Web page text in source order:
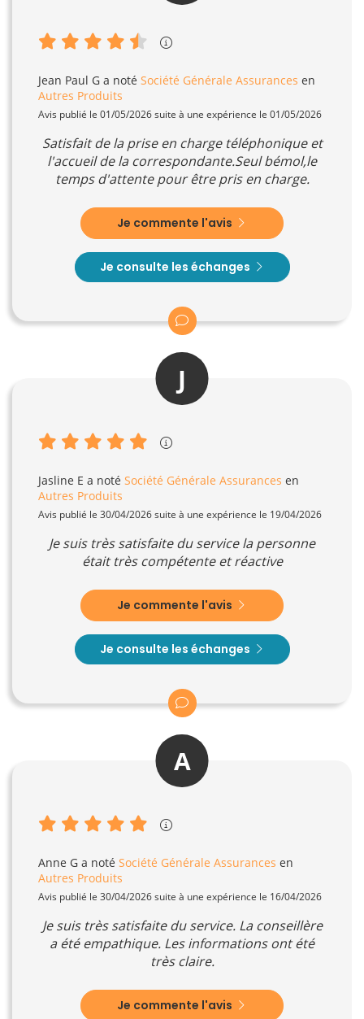
Jean Paul G a noté Société Générale Assurances en
Autres Produits
Avis publié le 01/05/2026 suite à une expérience le 01/05/2026
Satisfait de la prise en charge téléphonique et
l'accueil de la correspondante.Seul bémol,le
temps d'attente pour être pris en charge.
Je commente l'avis
Je consulte les échanges
J
Jasline E a noté Société Générale Assurances en
Autres Produits
Avis publié le 30/04/2026 suite à une expérience le 19/04/2026
Je suis très satisfaite du service la personne
était très compétente et réactive
Je commente l'avis
Je consulte les échanges
A
Anne G a noté Société Générale Assurances en
Autres Produits
Avis publié le 30/04/2026 suite à une expérience le 16/04/2026
Je suis très satisfaite du service. La conseillère
a été empathique. Les informations ont été
très claire.
Je commente l'avis